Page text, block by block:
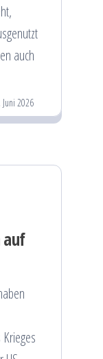
auch
Juni 2026
auf